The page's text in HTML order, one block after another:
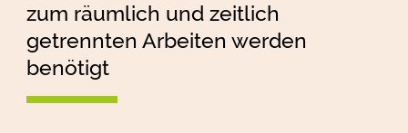
zum räumlich und zeitlich
getrennten Arbeiten werden
benötigt